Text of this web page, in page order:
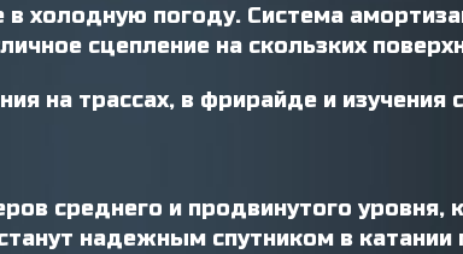
холодную погоду. Система
сцепление на скользких
на трассах, в фрирайде и изучения
среднего и продвинутого
надежным спутником в катании